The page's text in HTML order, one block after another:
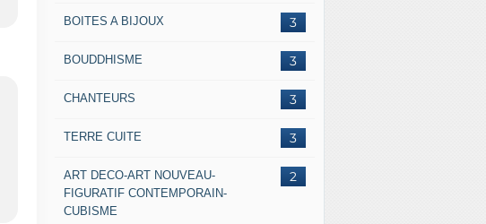
3
BOITES A BIJOUX
3
BOUDDHISME
3
CHANTEURS
3
TERRE CUITE
2
ART DECO-ART NOUVEAU-
FIGURATIF CONTEMPORAIN-
CUBISME